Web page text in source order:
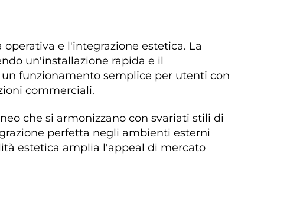
e l'integrazione estetica. La
un'installazione rapida e il
funzionamento semplice per utenti con
commerciali.
che si armonizzano con svariati stili di
perfetta negli ambienti esterni
estetica amplia l'appeal di mercato